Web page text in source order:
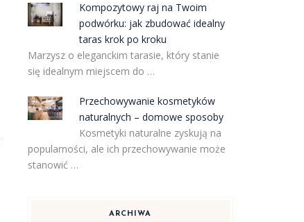
Kompozytowy raj na Twoim
podwórku: jak zbudować idealny
taras krok po kroku
Marzysz o eleganckim tarasie, który stanie
się idealnym miejscem do …
Przechowywanie kosmetyków
naturalnych – domowe sposoby
Kosmetyki naturalne zyskują na
popularności, ale ich przechowywanie może
stanowić …
ARCHIWA